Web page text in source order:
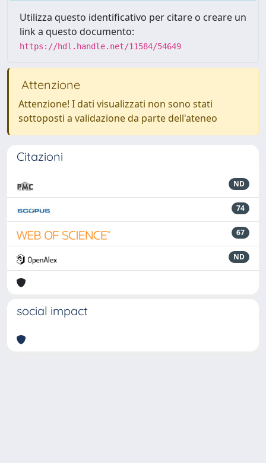
Utilizza questo identificativo per citare o creare un
link a questo documento:
https://hdl.handle.net/11584/54649
Attenzione
Attenzione! I dati visualizzati non sono stati
sottoposti a validazione da parte dell'ateneo
Citazioni
ND
74
67
ND
social impact